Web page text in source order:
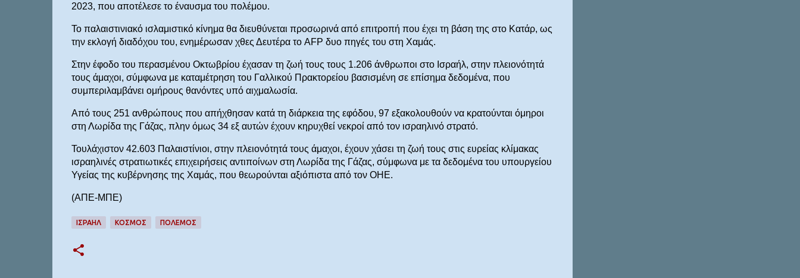
2023, που αποτέλεσε το έναυσμα του πολέμου.
Το παλαιστινιακό ισλαμιστικό κίνημα θα διευθύνεται προσωρινά από επιτροπή που έχει τη βάση της στο Κατάρ, ως
την εκλογή διαδόχου του, ενημέρωσαν χθες Δευτέρα το AFP δυο πηγές του στη Χαμάς.
Στην έφοδο του περασμένου Οκτωβρίου έχασαν τη ζωή τους τους 1.206 άνθρωποι στο Ισραήλ, στην πλειονότητά
τους άμαχοι, σύμφωνα με καταμέτρηση του Γαλλικού Πρακτορείου βασισμένη σε επίσημα δεδομένα, που
συμπεριλαμβάνει ομήρους θανόντες υπό αιχμαλωσία.
Από τους 251 ανθρώπους που απήχθησαν κατά τη διάρκεια της εφόδου, 97 εξακολουθούν να κρατούνται όμηροι
στη Λωρίδα της Γάζας, πλην όμως 34 εξ αυτών έχουν κηρυχθεί νεκροί από τον ισραηλινό στρατό.
Τουλάχιστον 42.603 Παλαιστίνιοι, στην πλειονότητά τους άμαχοι, έχουν χάσει τη ζωή τους στις ευρείας κλίμακας
ισραηλινές στρατιωτικές επιχειρήσεις αντιποίνων στη Λωρίδα της Γάζας, σύμφωνα με τα δεδομένα του υπουργείου
Υγείας της κυβέρνησης της Χαμάς, που θεωρούνται αξιόπιστα από τον ΟΗΕ.
(ΑΠΕ-ΜΠΕ)
ΙΣΡΑΗΛ ΚΟΣΜΟΣ ΠΟΛΕΜΟΣ